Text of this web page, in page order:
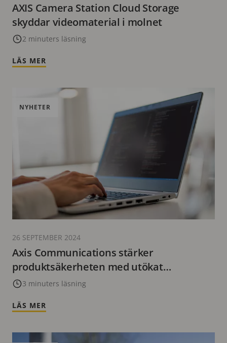
AXIS Camera Station Cloud Storage
skyddar videomaterial i molnet
2 minuters läsning
LÄS MER
Axis Communications stärker
produktsäkerheten med utökat
buggbelöningsprogram
3 minuters läsning
NYHETER
26 SEPTEMBER 2024
LÄS MER